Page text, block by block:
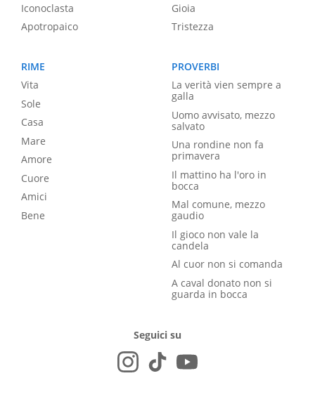
Iconoclasta
Apotropaico
Gioia
Tristezza
RIME
Vita
Sole
Casa
Mare
Amore
Cuore
Amici
Bene
PROVERBI
La verità vien sempre a
galla
Uomo avvisato, mezzo
salvato
Una rondine non fa
primavera
Il mattino ha l'oro in
bocca
Mal comune, mezzo
gaudio
Il gioco non vale la
candela
Al cuor non si comanda
A caval donato non si
guarda in bocca
Seguici su